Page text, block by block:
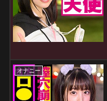
オナニー